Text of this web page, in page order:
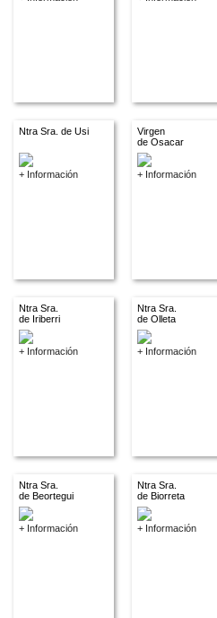
Ntra Sra. de Usi
+ Información
Virgen
de Osacar
+ Información
Ntra Sra.
de Iriberri
+ Información
Ntra Sra.
de Olleta
+ Información
Ntra Sra.
de Beortegui
+ Información
Ntra Sra.
de Biorreta
+ Información